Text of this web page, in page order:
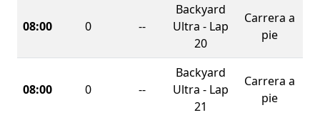
08:00 0 --
Backyard
Ultra - Lap
20
Carrera a
pie
08:00 0 --
Backyard
Ultra - Lap
21
Carrera a
pie